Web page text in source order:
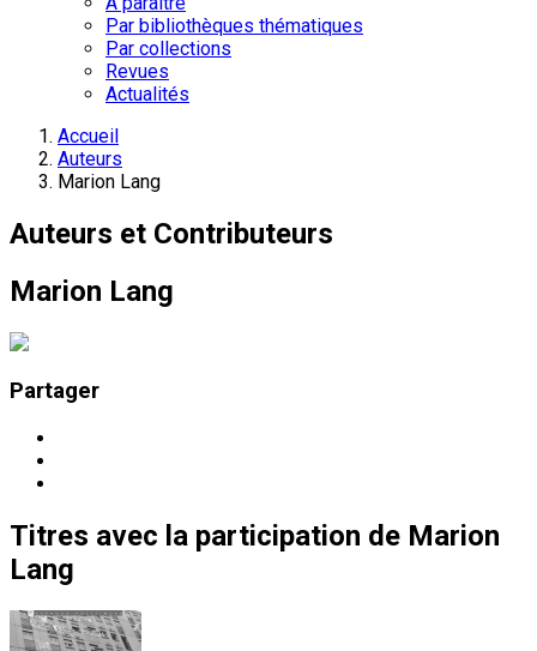
Par bibliothèques thématiques
Par collections
Revues
Actualités
Accueil
Auteurs
Marion Lang
Auteurs et Contributeurs
Marion Lang
Partager
Titres avec la participation de Marion
Lang